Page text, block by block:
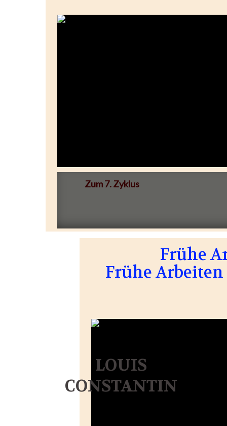
Zum 7. Zyklus
Frühe
Frühe
LOUIS
CONSTANTIN